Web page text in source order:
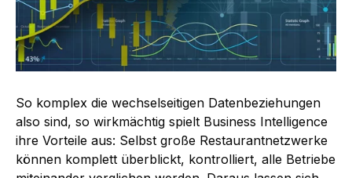
So komplex die wechselseitigen Datenbeziehungen
also sind, so wirkmächtig spielt Business Intelligence
ihre Vorteile aus: Selbst große Restaurantnetzwerke
können komplett überblickt, kontrolliert, alle Betriebe